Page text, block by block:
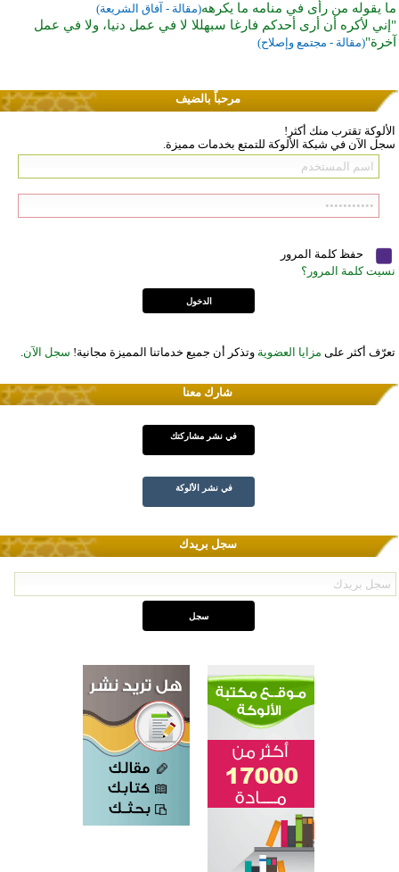
ما يقوله من رأى في منامه ما يكرهه(مقالة - آفاق الشريعة)
"إني لأكره أن أرى أحدكم فارغا سبهللا لا في عمل دنيا، ولا في عمل
آخرة"(مقالة - مجتمع وإصلاح)
مرحباً بالضيف
الألوكة تقترب منك أكثر!
سجل الآن في شبكة الألوكة للتمتع بخدمات مميزة.
حفظ كلمة المرور
نسيت كلمة المرور؟
تعرّف أكثر على مزايا العضوية وتذكر أن جميع خدماتنا المميزة مجانية! سجل الآن.
شارك معنا
في نشر مشاركتك
في نشر الألوكة
سجل بريدك